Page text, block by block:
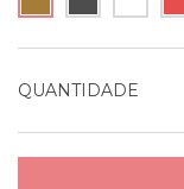
QUANTIDADE